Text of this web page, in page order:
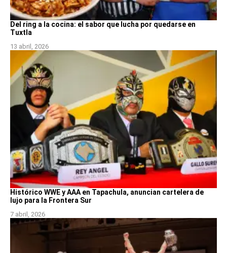
Del ring a la cocina: el sabor que lucha por quedarse en
Tuxtla
13 abril, 2026
Histórico WWE y AAA en Tapachula, anuncian cartelera de
lujo para la Frontera Sur
7 abril, 2026